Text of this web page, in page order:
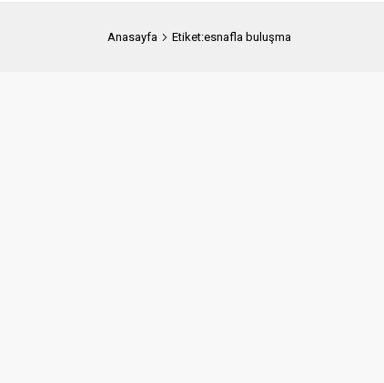
Anasayfa Etiket:esnafla buluşma